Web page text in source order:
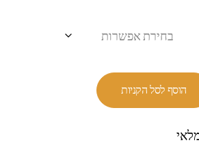
הוסף לסל הקניות